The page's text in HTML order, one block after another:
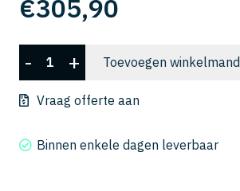
€305,90
UDCLRSH
2015-
010030
- + Toevoegen winkelmand
Vraag offerte aan
Binnen enkele dagen leverbaar